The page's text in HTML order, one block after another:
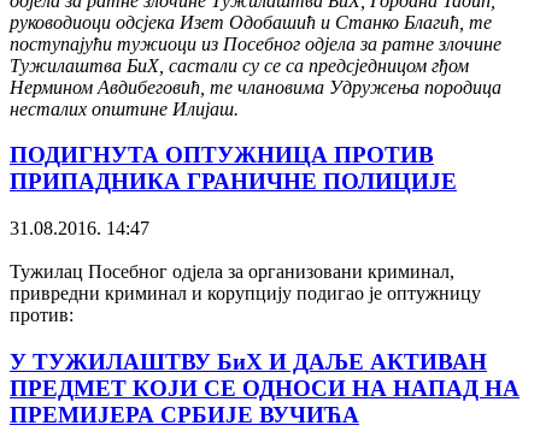
руководиоци одсјека Изет Одобашић и Станко Благић, те
поступајући тужиоци из Посебног одјела за ратне злочине
Тужилаштва БиХ, састали су се са предсједницом гђом
Нермином Авдибеговић, те члановима Удружења породица
несталих општине Илијаш.
ПОДИГНУТА ОПТУЖНИЦА ПРОТИВ
ПРИПАДНИКА ГРАНИЧНЕ ПОЛИЦИЈЕ
31.08.2016. 14:47
Тужилац Посебног одјела за организовани криминал,
привредни криминал и корупцију подигао је оптужницу
против:
У ТУЖИЛАШТВУ БиХ И ДАЉЕ АКТИВАН
ПРЕДМЕТ КОЈИ СЕ ОДНОСИ НА НАПАД НА
ПРЕМИЈЕРА СРБИЈЕ ВУЧИЋА